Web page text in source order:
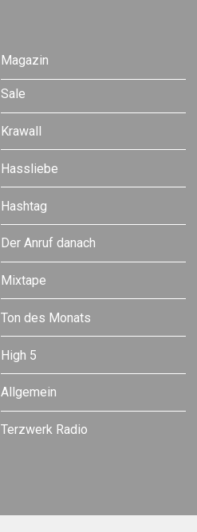
Magazin
Sale
Krawall
Hassliebe
Hashtag
Der Anruf danach
Mixtape
Ton des Monats
High 5
Allgemein
Terzwerk Radio